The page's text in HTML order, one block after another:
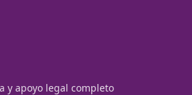
y apoyo legal completo